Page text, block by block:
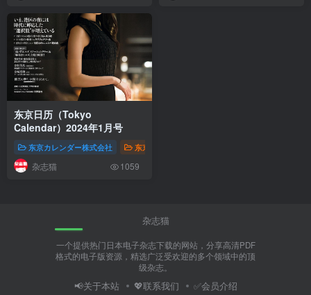
东京日历（Tokyo
Calendar）2024年1月号
东京カレンダー株式会社 东京日历（Tokyo Calendar，东京カレンダー）
杂志猫 1059
杂志猫
一个提供热门日本电子杂志下载的网站，分享高清PDF
格式的电子版资源，精选广泛受欢迎的多个领域中的顶
级杂志。
📢关于本站 💖联系我们 ✅会员介绍